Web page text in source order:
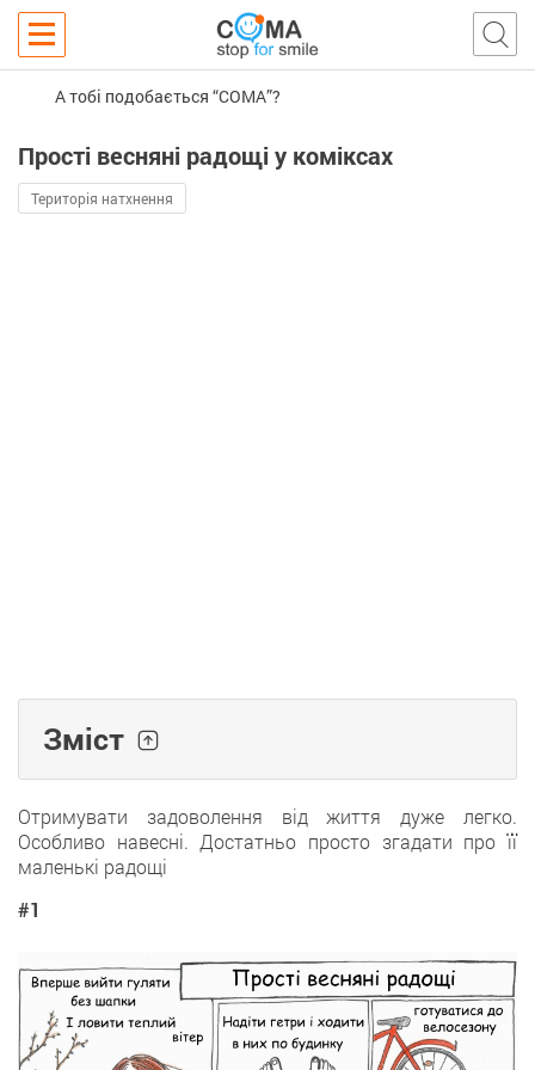
А тобі подобається “COMA”?
Прості весняні радощі у коміксах
Територія натхнення
Зміст
Отримувати задоволення від життя дуже легко.
Особливо навесні. Достатньо просто згадати про її
маленькі радощі
#1